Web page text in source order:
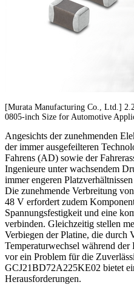
[Murata Manufacturing Co., Ltd.]
0805-inch Size for Automotive
Angesichts der zunehmenden
der immer ausgefeilteren
Fahrens (AD) sowie der
Ingenieure unter wachsendem
immer engeren
Die zunehmende Verbreitung
48 V erfordert zudem
Spannungsfestigkeit und eine
verbinden. Gleichzeitig stellen
Verbiegen der Platine, die durch
Temperaturwechsel während
vor ein Problem für die
GCJ21BD72A225KE02 bietet
Herausforderungen.